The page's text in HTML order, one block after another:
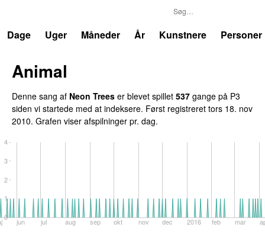
Dage
Uger Måneder År Kunstnere Personer
Animal
Denne sang af Neon Trees er blevet spillet 537 gange på P3
siden vi startede med at indeksere. Først registreret tors 18. nov
2010. Grafen viser afspilninger pr. dag.
jun jul aug sep okt nov dec 2016 feb mar
0
1
2
3
4